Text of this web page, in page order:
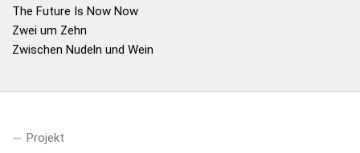
The Future Is Now Now
Zwei um Zehn
Zwischen Nudeln und Wein
Projekt